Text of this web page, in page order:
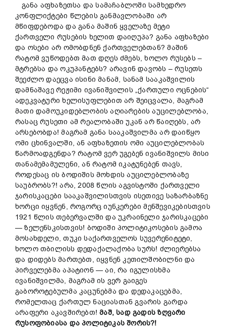
განა აფხაზეთსა და სამაჩაბლოში სამხედრო
კონფლიქტები წლების განმავლობაში არ
მწიფდებოდა და განა მაშინ ყველაზე მეტი
ქართველი რუსების ხელით დაიღუპა? განა აფხაზები
და ოსები არ ომობდნენ ქართველებთან? მაშინ
რატომ ვუწოდებთ მათ დღეს ძმებს, ხოლო რუსებს –
მტრებსა და ოკუპანტებს? არავინ დავობს – რუსეთს
შეეძლო დაეცვა ისინი მანამ, სანამ სააკაშვილის
დამნაშავე რეჟიმი ივანიშვილის „ქართული ოცნების“
ადეკვატური ხელისუფლებით არ შეიცვალა, მაგრამ
მათი დამოუკიდებლობის აღიარების აუცილებლობა,
რასაც რუსეთი ამ რეალობაში უკან არ წაიღებს, არ
არსებობდა! მაგრამ განა სააკაშვილმა არ დაიწყო
ომი ცხინვალში, ან აფხაზეთის ომი აუცილებლობას
წარმოადგენდა? რატომ ვერ უგებენ ივანიშვილს მისი
თანამემამულენი, ან რატომ იკატუნებენ თავს,
როდესაც ის ბოდიშის მოხდის აუცილებლობაზე
საუბრობს?! არა, 2008 წლის აგვისტოში ქართველი
ჯარისკაცები სააკაშვილისთვის ისეთივე საზარბაზნე
ხორცი იყვნენ, როგორც იუნკერები მენშევიკებისთვის
1921 წლის თებერვალში და უკრაინელი ჯარისკაცები
— ზელენსკისთვის! ბოდიში პოლიტიკოსების გამოა
მოსახდელი, თუკი საქართველოს სუვერენიტეტი,
ხოლო თბილისს დედაქალაქობა სურს! ძლიერებსა
და დიდებს მართებთ, იყვნენ კეთილშობილნი და
პირველებმა აპატიონ — აი, რა იგულისხმა
ივანიშვილმა, მაგრამ ის ვერ გაიგეს
გაბოროტებულმა კაცუნებმა და დედაკაცებმა,
რომელთაც ქართულ ნაციასთან გვარის გარდა
არაფერი აკავშირებთ!მაშ, სად გადის ზღვარი
რუსოფობიასა და პოლიტიკას შორის?!